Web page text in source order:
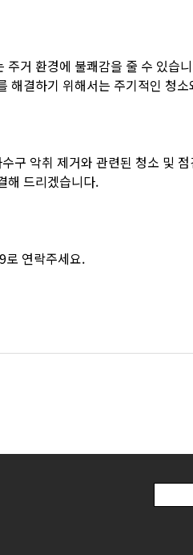
주거 환경에 불쾌감을 줄 수 있습
해결하기 위해서는 주기적인 청
구 악취 제거와 관련된 청소 및
해 드리겠습니다.
연락주세요.